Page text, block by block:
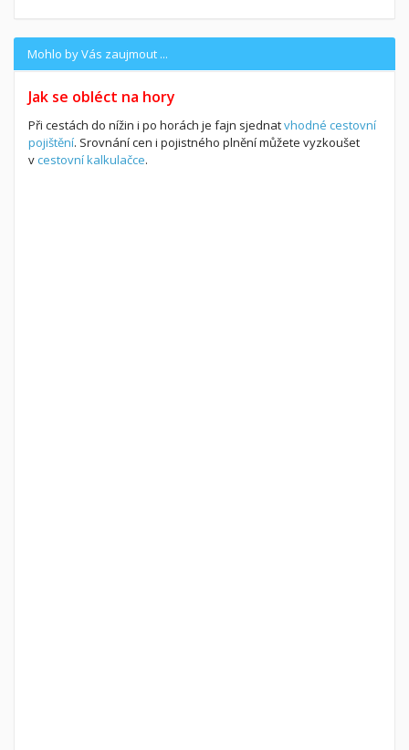
Mohlo by Vás zaujmout ...
Jak se obléct na hory
Při cestách do nížin i po horách je fajn sjednatvhodné cestovní
pojištění. Srovnání cen i pojistného plnění můžete vyzkoušet
vcestovní kalkulačce.